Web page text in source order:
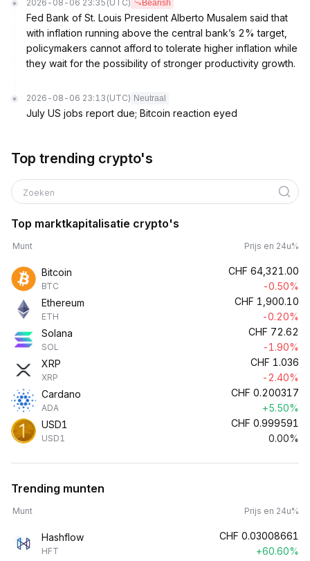
2026-08-06 23:35 (UTC) Bearish
Fed Bank of St. Louis President Alberto Musalem said that
with inflation running above the central bank’s 2% target,
policymakers cannot afford to tolerate higher inflation while
they wait for the possibility of stronger productivity growth.
2026-08-06 23:13 (UTC) Neutraal
July US jobs report due; Bitcoin reaction eyed
Top trending crypto's
Zoeken
Top marktkapitalisatie crypto's
Munt Prijs en 24u%
Bitcoin
BTC
CHF 64,321.00
-0.50%
Ethereum
ETH
CHF 1,900.10
-0.20%
Solana
SOL
CHF 72.62
-1.90%
XRP
XRP
CHF 1.036
-2.40%
Cardano
ADA
CHF 0.200317
+5.50%
USD1
USD1
CHF 0.999591
0.00%
Trending munten
Munt Prijs en 24u%
Hashflow
HFT
CHF 0.03008661
+60.60%